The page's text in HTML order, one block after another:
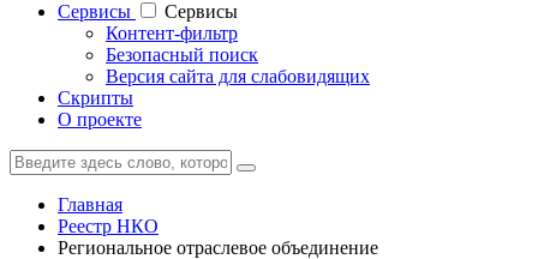
Cервисы
Cервисы
Контент-фильтр
Безопасный поиск
Версия сайта для слабовидящих
Скрипты
О проекте
Главная
Реестр НКО
Региональное отраслевое объединение